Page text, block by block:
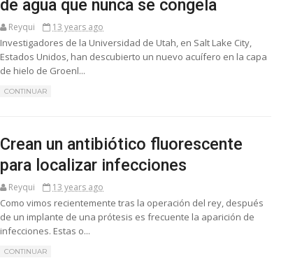
de agua que nunca se congela
Reyqui 13 years ago
Investigadores de la Universidad de Utah, en Salt Lake City,
Estados Unidos, han descubierto un nuevo acuífero en la capa
de hielo de Groenl...
CONTINUAR
Crean un antibiótico fluorescente
para localizar infecciones
Reyqui 13 years ago
Como vimos recientemente tras la operación del rey, después
de un implante de una prótesis es frecuente la aparición de
infecciones. Estas o...
CONTINUAR